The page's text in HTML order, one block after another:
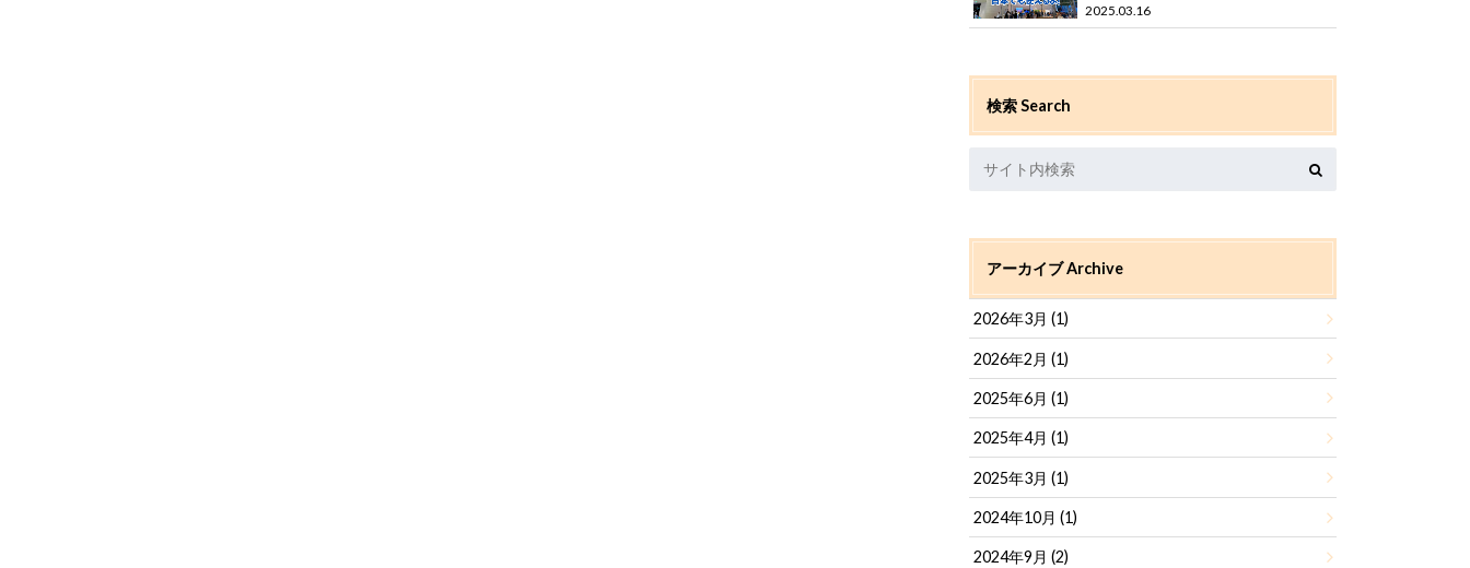
2025.03.16
検索 Search
アーカイブ Archive
2026年3月 (1)
2026年2月 (1)
2025年6月 (1)
2025年4月 (1)
2025年3月 (1)
2024年10月 (1)
2024年9月 (2)